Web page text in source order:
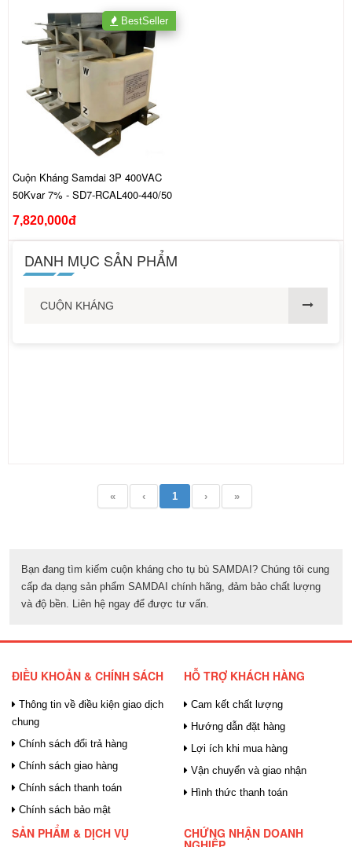
Cuộn Kháng Samdai 3P 400VAC
50Kvar 7% - SD7-RCAL400-440/50
7,820,000đ
BestSeller
DANH MỤC SẢN PHẨM
CUỘN KHÁNG
« ‹ 1 › »
Bạn đang tìm kiếm cuộn kháng cho tụ bù SAMDAI? Chúng tôi cung
cấp đa dạng sản phẩm SAMDAI chính hãng, đảm bảo chất lượng
và độ bền. Liên hệ ngay để được tư vấn.
ĐIỀU KHOẢN & CHÍNH SÁCH
Thông tin về điều kiện giao dịch
chung
Chính sách đổi trả hàng
Chính sách giao hàng
Chính sách thanh toán
Chính sách bảo mật
HỖ TRỢ KHÁCH HÀNG
Cam kết chất lượng
Hướng dẫn đặt hàng
Lợi ích khi mua hàng
Vận chuyển và giao nhận
Hình thức thanh toán
SẢN PHẨM & DỊCH VỤ CHỨNG NHẬN DOANH